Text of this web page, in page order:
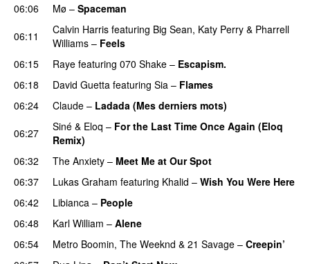
06:06
Mø – Spaceman
06:11
Calvin Harris featuring Big Sean, Katy Perry & Pharrell
Williams – Feels
06:15
Raye featuring 070 Shake – Escapism.
06:18
David Guetta featuring Sia – Flames
06:24
Claude – Ladada (Mes derniers mots)
06:27 Siné & Eloq – For the Last Time Once Again (Eloq
Remix)
06:32
The Anxiety – Meet Me at Our Spot
06:37 Lukas Graham featuring Khalid – Wish You Were Here
06:42
Libianca – People
06:48 Karl William – Alene
06:54
Metro Boomin, The Weeknd & 21 Savage – Creepin’